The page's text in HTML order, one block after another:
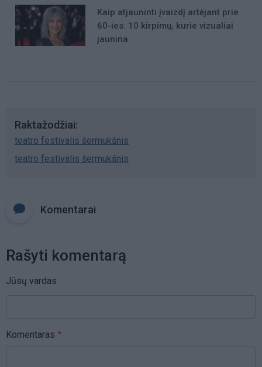
Kaip atjauninti įvaizdį artėjant prie
60-ies: 10 kirpimų, kurie vizualiai
jaunina
Raktažodžiai
teatro festivalis šermukšnis
teatro festivalis šermukšnis
Komentarai
Rašyti komentarą
Jūsų vardas
Komentaras